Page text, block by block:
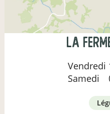
la
Vendredi
Samedi